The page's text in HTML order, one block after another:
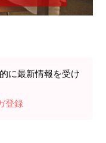
に最新情報を受け
登録